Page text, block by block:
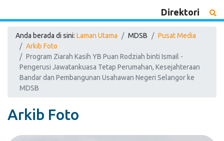
Direktori
Anda berada di sini: Laman Utama MDSB
Pusat Media
Arkib Foto
Program Ziarah Kasih YB Puan Rodziah binti Ismail -
Pengerusi Jawatankuasa Tetap Perumahan, Kesejahteraan
Bandar dan Pembangunan Usahawan Negeri Selangor ke
MDSB
Arkib Foto